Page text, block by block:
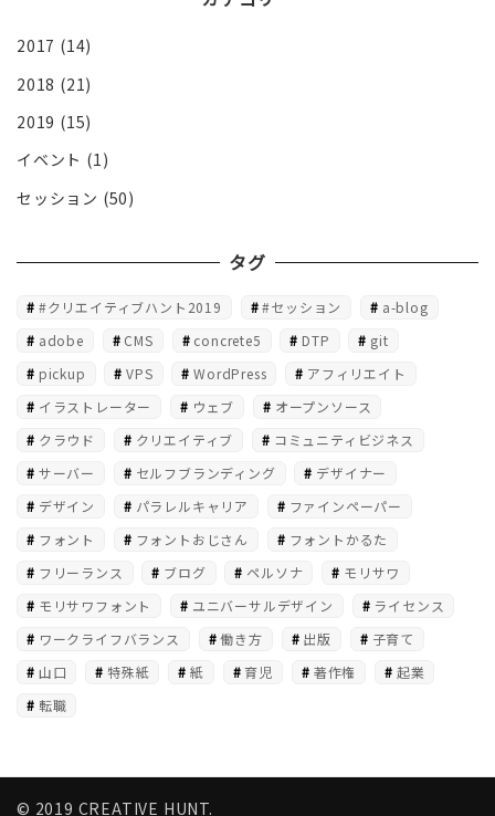
2017 (14)
2018 (21)
2019 (15)
イベント (1)
セッション (50)
タグ
#クリエイティブハント2019 #セッション
a-blog
adobe
CMS concrete5 DTP
git
pickup
VPS WordPress
アフィリエイト
イラストレーター
ウェブ
オープンソース
クラウド
クリエイティブ
コミュニティビジネス
サーバー
セルフブランディング
デザイナー
デザイン
パラレルキャリア
ファインペーパー
フォント
フォントおじさん
フォントかるた
フリーランス
ブログ ペルソナ
モリサワ
モリサワフォント
ユニバーサルデザイン
ライセンス
ワークライフバランス
働き方 出版
子育て
山口
特殊紙 紙 育児 著作権
起業
転職
© 2019 CREATIVE HUNT.